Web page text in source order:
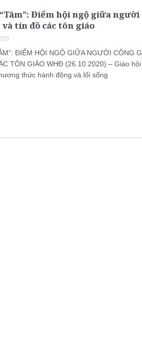
Điểm hội ngộ giữa người
và tín đồ các tôn giáo
ĐIỂM HỘI NGỘ GIỮA NGƯỜI CÔNG
TÔN GIÁO WHĐ (26.10.2020) – Giáo
thức hành động và lối sống